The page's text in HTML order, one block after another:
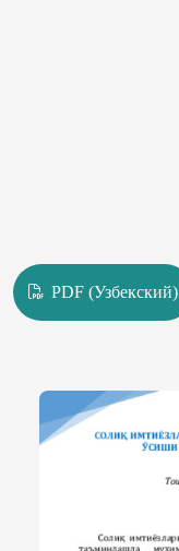
PDF (Узбекский)